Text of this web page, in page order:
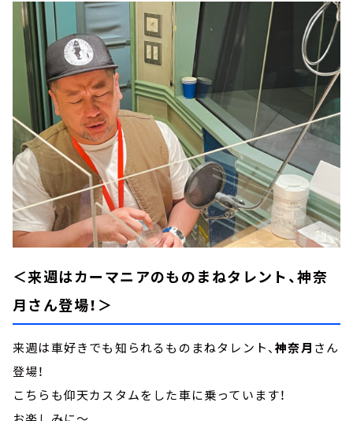
＜来週はカーマニアのものまねタレント、神奈
月さん登場！＞
来週は車好きでも知られるものまねタレント、神奈月 さん
登場！
こちらも仰天カスタムをした車に乗っています！